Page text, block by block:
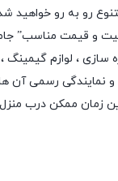
رو به رو خواهید شد
و قیمت مناسب”
سازی ، لوازم گیمینگ
و نمایندگی رسمی آن
زمان ممکن درب